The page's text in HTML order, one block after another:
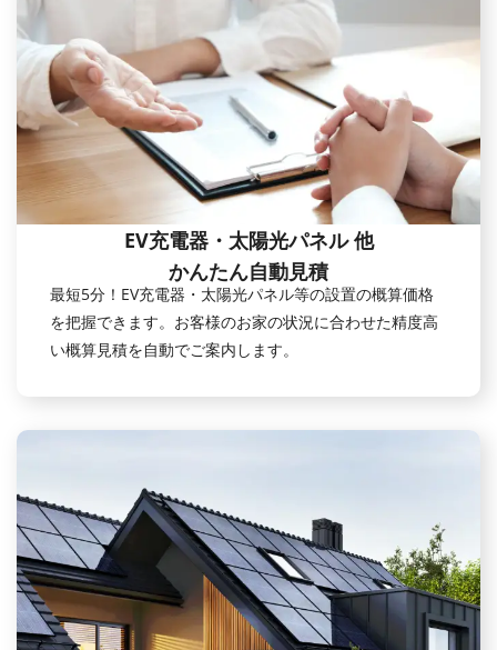
EV充電器・太陽光パネル 他
かんたん自動見積
最短5分！EV充電器・太陽光パネル等の設置の概算価格
を把握できます。お客様のお家の状況に合わせた精度高
い概算見積を自動でご案内します。